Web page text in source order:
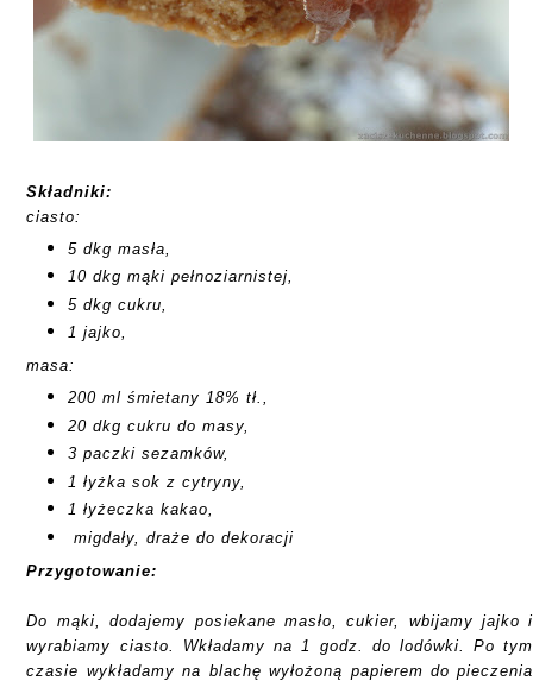
Składniki:
ciasto:
5 dkg masła,
10 dkg mąki pełnoziarnistej,
5 dkg cukru,
1 jajko,
masa:
200 ml śmietany 18% tł.,
20 dkg cukru do masy,
3 paczki sezamków,
1 łyżka sok z cytryny,
1 łyżeczka kakao,
migdały, draże do dekoracji
Przygotowanie:
Do mąki, dodajemy posiekane masło, cukier, wbijamy jajko i
wyrabiamy ciasto. Wkładamy na 1 godz. do lodówki. Po tym
czasie wykładamy na blachę wyłożoną papierem do pieczenia